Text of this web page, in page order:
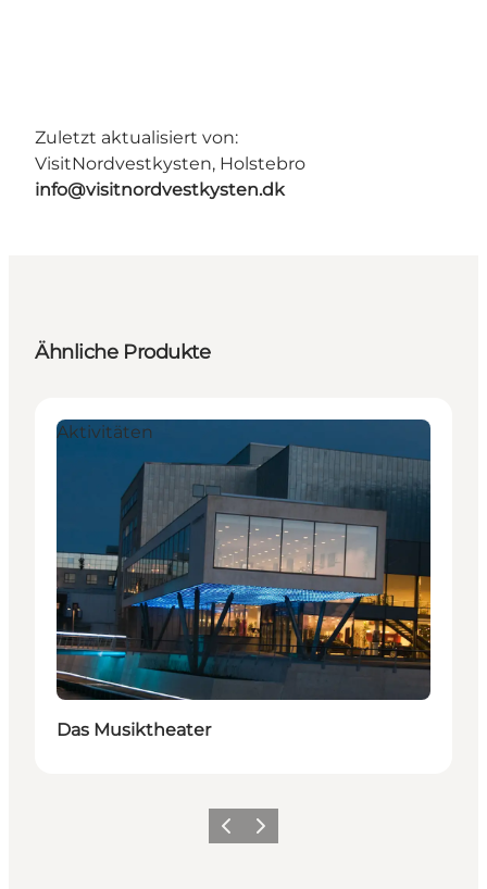
Zuletzt aktualisiert von:
VisitNordvestkysten, Holstebro
info@visitnordvestkysten.dk
Ähnliche Produkte
Aktivitäten
Das Musiktheater
ZurückWeiter